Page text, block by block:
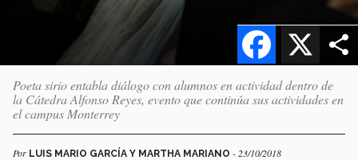
X
Facebook
Poeta sirio entabla diálogo con alumnos en actividad dentro de
la Cátedra Alfonso Reyes, evento que continúa sus actividades en
el campus Monterrey
Por LUIS MARIO GARCÍA Y MARTHA MARIANO - 23/10/2018